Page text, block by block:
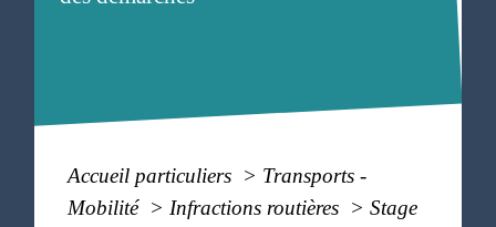
Accueil particuliers > Transports -
Mobilité > Infractions routières > Stage